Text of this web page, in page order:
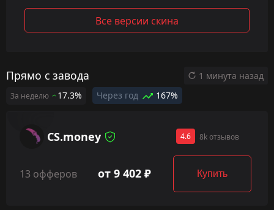
Все версии скина
Прямо с завода
За неделю 17.3% Через год 167%
1 минута назад
CS.money 4.6 8k отзывов
13 офферов от 9 402 ₽ Купить